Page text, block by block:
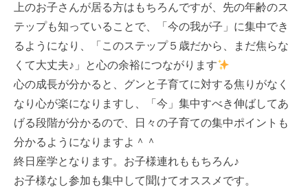
上のお子さんが居る方はもちろんですが、先の年齢のス
テップも知っていることで、「今の我が子」に集中でき
るようになり、「このステップ５歳だから、まだ焦らな
くて大丈夫♪」と心の余裕につながります
心の成長が分かると、グンと子育てに対する焦りがなく
なり心が楽になりますし、「今」集中すべき伸ばしてあ
げる段階が分かるので、日々の子育ての集中ポイントも
分かるようになりますよ＾＾
終日座学となります。お子様連れももちろん♪
お子様なし参加も集中して聞けてオススメです。